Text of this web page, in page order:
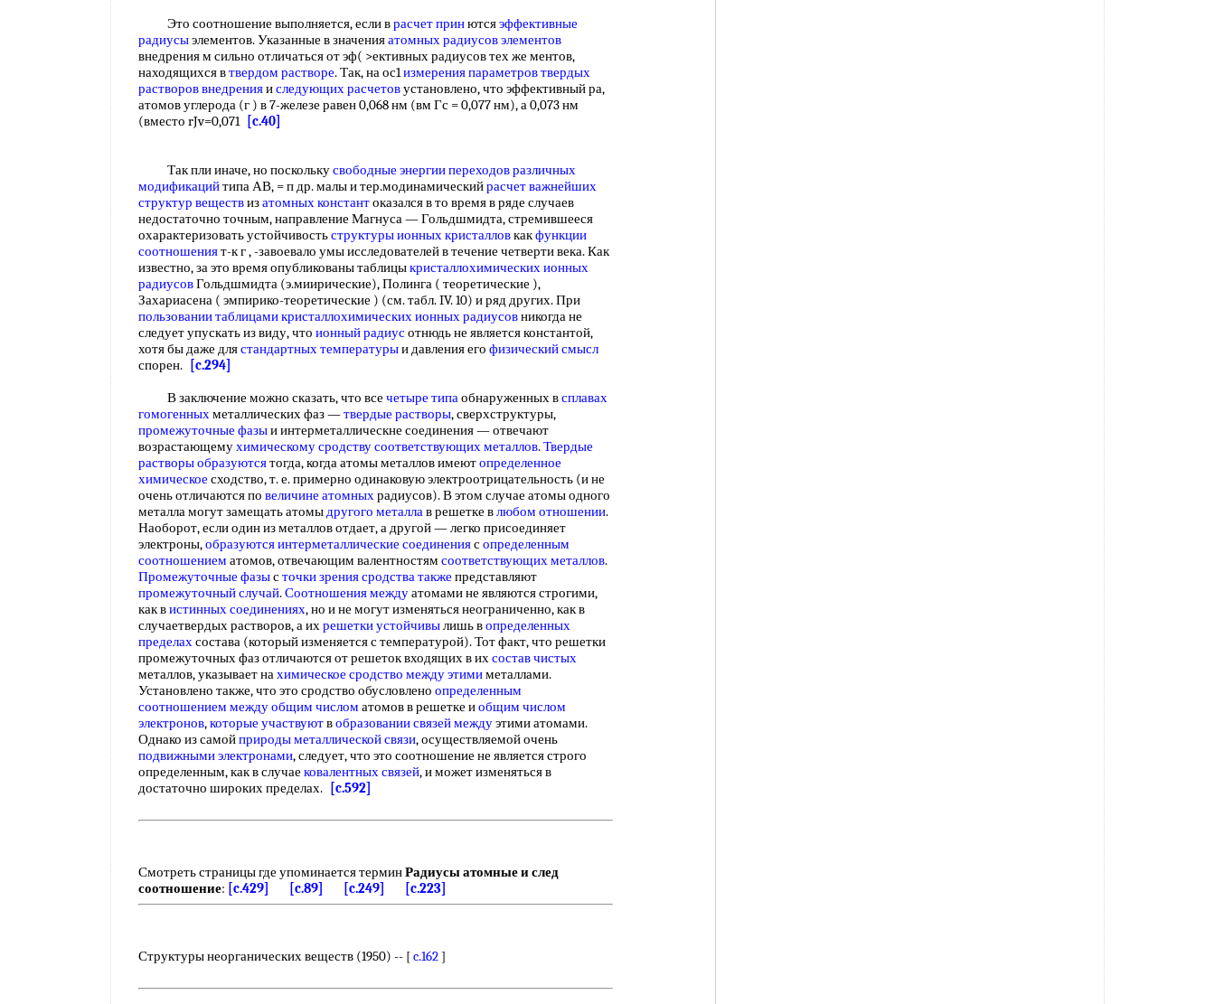
Это соотношение выполняется, если врасчет принютсяэффективные
радиусыэлементов. Указанные в значенияатомных радиусов элементов
внедрения м сильно отличаться от эф( >ективных радиусов тех же ментов,
находящихся втвердом растворе. Так, на ос1измерения параметровтвердых
растворов внедренияиследующих расчетовустановлено, что эффективный ра,
атомов углерода (г ) в 7-железе равен 0,068 нм (вм Гс = 0,077 нм), а 0,073 нм
(вместо rJv=0,071 [c.40]
Так пли иначе, но посколькусвободные энергии переходовразличных
модификацийтипа АВ, = п др. малы и тер.модинамическийрасчет важнейших
структур веществизатомных константоказался в то время в ряде случаев
недостаточно точным, направление Магнуса — Гольдшмидта, стремившееся
охарактеризовать устойчивостьструктуры ионных кристалловкакфункции
соотношеният-к г , -завоевало умы исследователей в течение четверти века. Как
известно, за это время опубликованы таблицыкристаллохимических ионных
радиусовГольдшмидта (э.миирические), Полинга ( теоретические ),
Захариасена ( эмпирико-теоретические ) (см. табл. IV. 10) и ряд других. При
пользовании таблицамикристаллохимических ионных радиусовникогда не
следует упускать из виду, что ионный радиусотнюдь не является константой,
хотя бы даже длястандартных температурыи давления его физический смысл
спорен.
[c.294]
В заключение можно сказать, что все четыре типаобнаруженных всплавах
гомогенныхметаллических фаз —твердые растворы, сверхструктуры,
промежуточные фазыи интерметаллическне соединения — отвечают
возрастающемухимическому сродствусоответствующих металлов.Твердые
растворы образуютсятогда, когда атомы металлов имеютопределенное
химическое сходство, т. е. примерно одинаковую электроотрицательность (и не
очень отличаются по величине атомныхрадиусов). В этом случае атомы одного
металла могут замещать атомыдругого металлав решетке влюбом отношении.
Наоборот, если один из металлов отдает, а другой — легко присоединяет
электроны,образуются интерметаллические соединениясопределенным
соотношением атомов, отвечающим валентностям соответствующих металлов.
Промежуточные фазысточки зрениясродства также представляют
промежуточный случай.Соотношения междуатомами не являются строгими,
как вистинных соединениях, но и не могут изменяться неограниченно, как в
случаетвердых растворов, а ихрешетки устойчивылишь вопределенных
пределахсостава (который изменяется с температурой). Тот факт, что решетки
промежуточных фаз отличаются от решеток входящих в ихсостав чистых
металлов, указывает нахимическое сродство между этимиметаллами.
Установлено также, что это сродство обусловлено определенным
соотношением междуобщим числом атомов в решетке иобщим числом
электронов,которые участвуютвобразовании связей междуэтими атомами.
Однако из самойприроды металлической связи, осуществляемой очень
подвижными электронами, следует, что это соотношение не является строго
определенным, как в случае ковалентных связей, и может изменяться в
достаточно широких пределах.
[c.592]
Смотреть страницы где упоминается терминРадиусы атомные и след
соотношение: [c.429] [c.89] [c.249] [c.223]
Структуры неорганических веществ (1950) -- [c.162 ]